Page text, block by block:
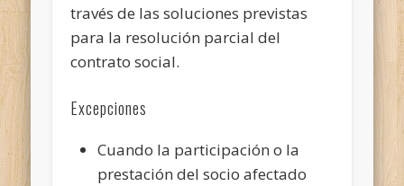
través de las soluciones previstas
para la resolución parcial del
contrato social.
Excepciones
Cuando la participación o la
prestación del socio afectado